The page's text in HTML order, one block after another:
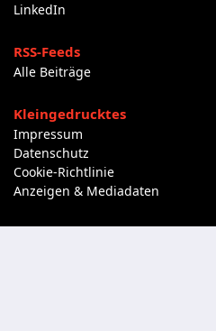
LinkedIn
RSS-Feeds
Alle Beiträge
Kleingedrucktes
Impressum
Datenschutz
Cookie-Richtlinie
Anzeigen & Mediadaten